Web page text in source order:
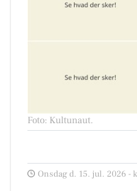
Foto: Kultunaut.
Onsdag d. 15. jul. 2026 -